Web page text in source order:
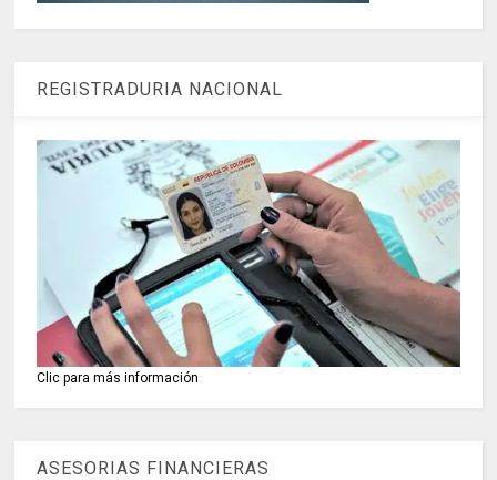
REGISTRADURIA NACIONAL
Clic para más información
ASESORIAS FINANCIERAS